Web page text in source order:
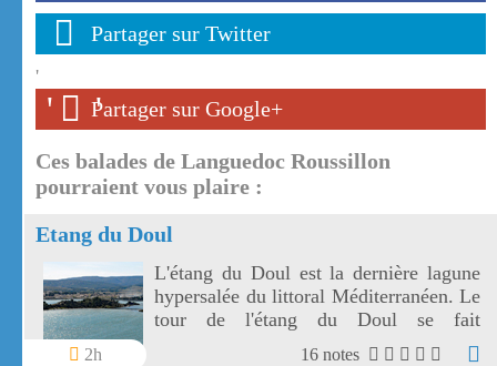
Partager sur Twitter
'
' '
Partager sur Google+
Ces balades de Languedoc Roussillon
pourraient vous plaire :
Etang du Doul
2h
L'étang du Doul est la dernière lagune
hypersalée du littoral Méditerranéen. Le
tour de l'étang du Doul se fait
facilement en 1 heure environ.
16 notes